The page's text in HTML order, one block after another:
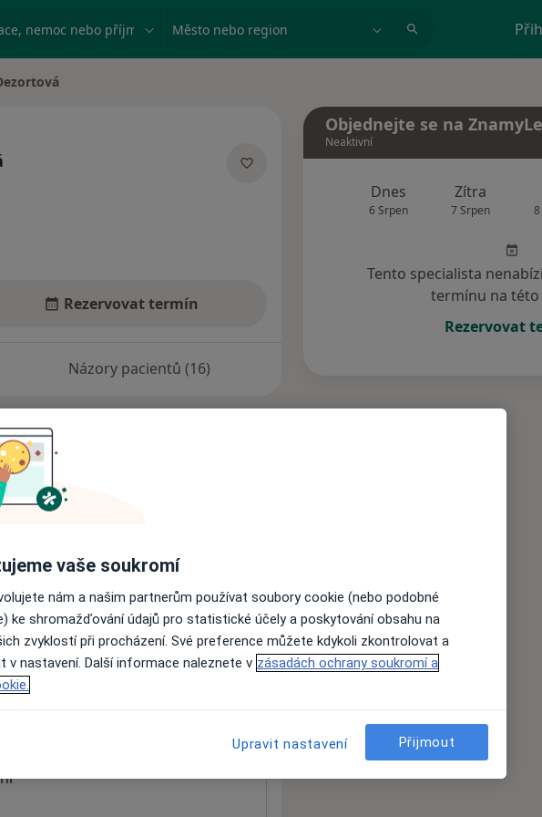
nemoc nebo příjmení Město nebo region
Rezervovat termín
Názory pacientů (16)
nejsou k dispozici
informace o svých službách.
Objednejte se na
Neaktivní
Dnes
6 Srpen
Zítra
7 Srpen
Tento specialista
termínu na této
Rezervovat
vaše soukromí
nám a našim partnerům používat soubory cookie (nebo podobné
ke shromažďování údajů pro statistické účely a poskytování obsahu na
zvyklostí při procházení. Své preference můžete kdykoli zkontrolovat a
v nastavení. Další informace naleznete v zásadách ochrany soukromí a
Upravit nastavení Přijmout